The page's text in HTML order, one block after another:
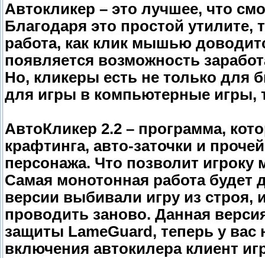
Автокликер – это лучшее, что
Благодаря это простой утилите,
работа, как клик мышью
появляется возможность
Но, кликеры есть не только для
для игры в компьютерные игры,
АвтоКликер 2.2 – программа,
крафтинга, авто-заточки и
персонажа. Что позволит
Самая монотонная работа будет
версии выбивали игру из строя,
проводить заново. Данная
защиты LameGuard, теперь у вас
включения автокилера клиент